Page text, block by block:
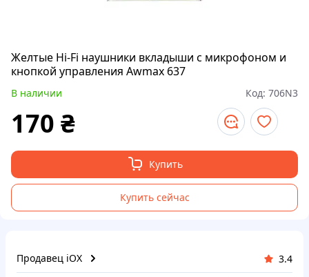
Желтые Hi-Fi наушники вкладыши с микрофоном и
кнопкой управления Awmax 637
В наличии Код: 706N3
170 ₴
Купить
Купить сейчас
Продавец iOX 3.4